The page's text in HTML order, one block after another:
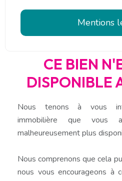
Mentions
CE BIEN
DISPONIBLE
Nous tenons à vous
immobilière que vous
malheureusement plus
Nous comprenons que cela
nous vous encourageons à